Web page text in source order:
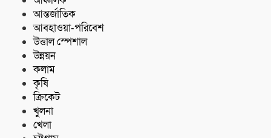
আন্তর্জাতিক
আবহাওয়া-পরিবেশ
উত্তাল স্পেশাল
উন্নয়ন
কলাম
কৃষি
ক্রিকেট
খুলনা
খেলা